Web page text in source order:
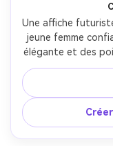
Une affiche
jeune femme
élégante et des
une rue de
panneaux
cinétique
une lueur
réfléchissant,
disposition